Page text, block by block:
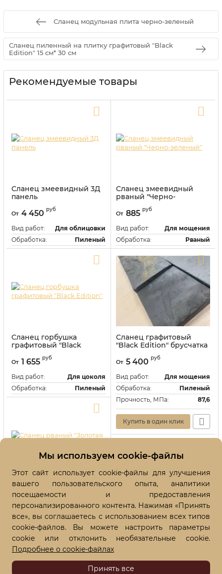
Сланец модульная плита черно-зеленый
Сланец пиленный на плитку графитовый "Black
Edition" 15 см* 30 см
Рекомендуемые товары
Сланец змеевидный 3Д
панель
118300
От 4 450 руб
Вид работ:
Для облицовки
Обработка:
Пиленый
Прочность, МПа:
87,6
Сланец змеевидный
рваный "Черно-
зеленый"
Артикул: 118385
От 885 руб
Вид работ:
Для мощения
Обработка:
Рваный
Прочность, МПа:
87,6
Купить в один клик
Сланец горбушка
графитовый "Black
Артикул: 118358
От 1 655 руб
Вид работ:
Для цоколя
Обработка:
Пиленый
Прочность, МПа:
87,6
Сланец графитовый
"Black Edition" брусчатка
Артикул: 118308
От 5 400 руб
Вид работ:
Для мощения
Обработка:
Пиленый
Прочность, МПа:
87,6
Купить в один клик
Сланец рваный "Золотая
осень"
Артикул: 118334
От 715 руб
Вид работ:
Для парковки
Обработка:
Рваный
Цвет:
Желтый
Мы используем cookie-файлы
Этот сайт использует cookie-файлы для улучшения
вашего пользовательского опыта, аналитики
посещаемости и предоставления
персонализированного контента. Нажимая «Принять
все», вы соглашаетесь с использованием всех типов
cookie-файлов. Вы можете настроить параметры
cookie или отклонить необязательные cookie.
Подробнее о cookie-файлах
Принять все